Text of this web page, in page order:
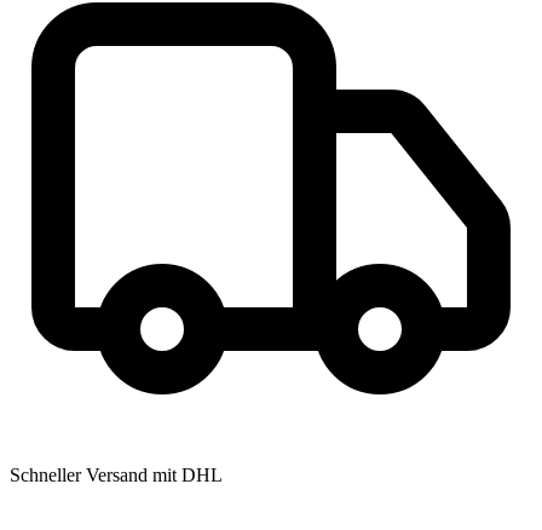
Schneller Versand mit DHL